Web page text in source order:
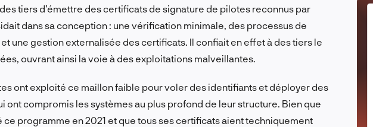
tiers d’émettre des certificats de signature de pilotes reconnus par
dans sa conception : une vérification minimale, des processus de
une gestion externalisée des certificats. Il confiait en effet à des tiers le
ouvrant ainsi la voie à des exploitations malveillantes.
ont exploité ce maillon faible pour voler des identifiants et déployer des
ont compromis les systèmes au plus profond de leur structure. Bien que
programme en 2021 et que tous ses certificats aient techniquement